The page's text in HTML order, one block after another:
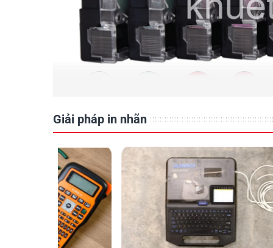
Giải pháp in nhãn